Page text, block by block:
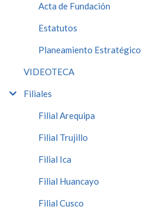
Acta de Fundación
Estatutos
Planeamiento Estratégico
VIDEOTECA
Filiales
Filial Arequipa
Filial Trujillo
Filial Ica
Filial Huancayo
Filial Cusco